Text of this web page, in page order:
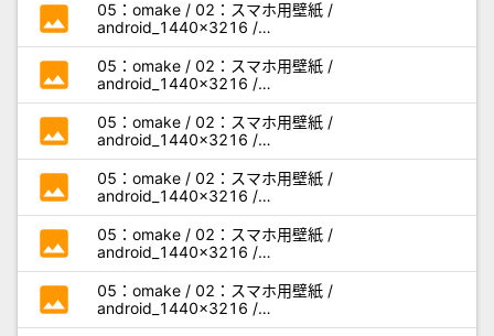
photo
05：omake / 02：スマホ用壁紙 /
android_1440x3216 /
miseaikko3_android_e05.jpg
photo
05：omake / 02：スマホ用壁紙 /
android_1440x3216 /
miseaikko3_android_f01.jpg
photo
05：omake / 02：スマホ用壁紙 /
android_1440x3216 /
miseaikko3_android_f02.jpg
photo
05：omake / 02：スマホ用壁紙 /
android_1440x3216 /
miseaikko3_android_f03.jpg
photo
05：omake / 02：スマホ用壁紙 /
android_1440x3216 /
miseaikko3_android_f04.jpg
photo
05：omake / 02：スマホ用壁紙 /
android_1440x3216 /
miseaikko3_android_f05.jpg